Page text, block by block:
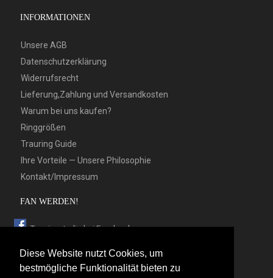
Diese Website nutzt Cookies, um
bestmögliche Funktionalität bieten zu
INFORMATIONEN
Unsere AGB
Datenschutzerklärung
Widerrufsrecht
Lieferung,Zahlung und Versandkosten
Warum bei uns kaufen?
Ringgrößen
Trauring Guide
Ihre Vorteile — Unsere Philosophie
Kontakt/Impressum
FAN WERDEN!
Trauringstudio bei Facebook
Trauringstudio bei Twitter